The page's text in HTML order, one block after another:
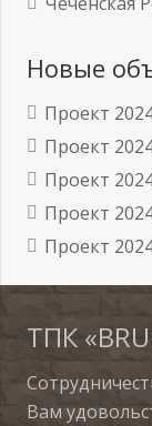
Новые
Проект
Проект
Проект
Проект
Проект
ТПК
Вам